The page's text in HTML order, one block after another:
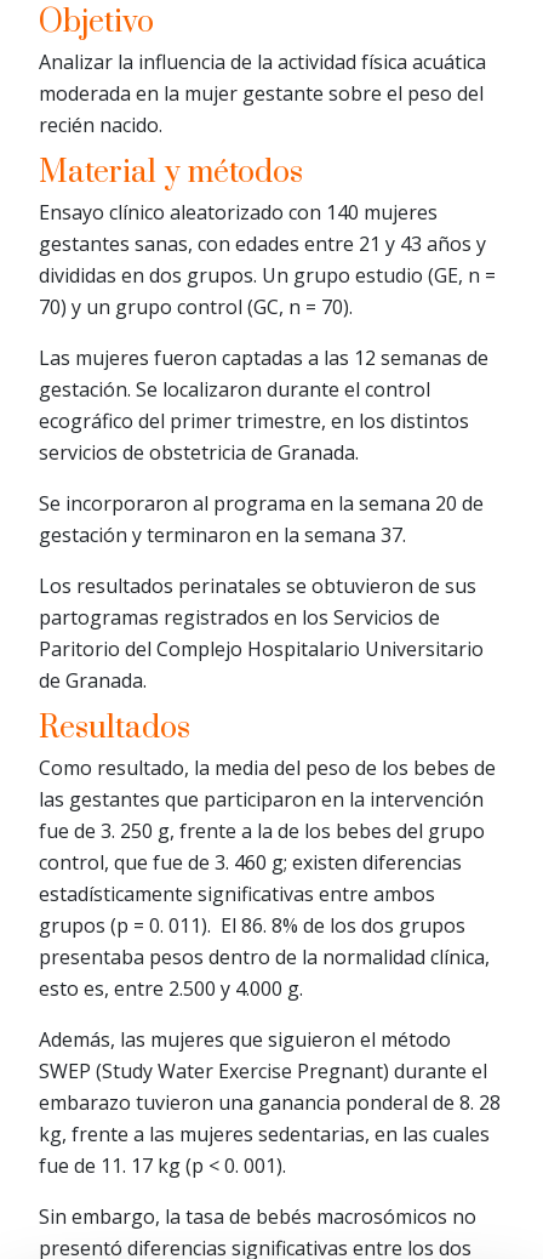
Objetivo
Analizar la influencia de la actividad física acuática
moderada en la mujer gestante sobre el peso del
recién nacido.
Material y métodos
Ensayo clínico aleatorizado con 140 mujeres
gestantes sanas, con edades entre 21 y 43 años y
divididas en dos grupos. Un grupo estudio (GE, n =
70) y un grupo control (GC, n = 70).
Las mujeres fueron captadas a las 12 semanas de
gestación. Se localizaron durante el control
ecográfico del primer trimestre, en los distintos
servicios de obstetricia de Granada.
Se incorporaron al programa en la semana 20 de
gestación y terminaron en la semana 37.
Los resultados perinatales se obtuvieron de sus
partogramas registrados en los Servicios de
Paritorio del Complejo Hospitalario Universitario
de Granada.
Resultados
Como resultado, la media del peso de los bebes de
las gestantes que participaron en la intervención
fue de 3. 250 g, frente a la de los bebes del grupo
control, que fue de 3. 460 g; existen diferencias
estadísticamente significativas entre ambos
grupos (p = 0. 011). El 86. 8% de los dos grupos
presentaba pesos dentro de la normalidad clínica,
esto es, entre 2.500 y 4.000 g.
Además, las mujeres que siguieron el método
SWEP (Study Water Exercise Pregnant) durante el
embarazo tuvieron una ganancia ponderal de 8. 28
kg, frente a las mujeres sedentarias, en las cuales
fue de 11. 17 kg (p < 0. 001).
Sin embargo, la tasa de bebés macrosómicos no
presentó diferencias significativas entre los dos